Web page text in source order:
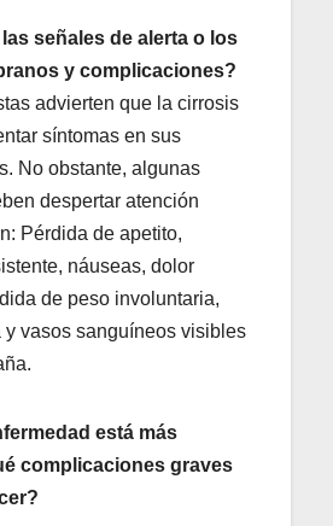
señales de alerta o los
y complicaciones?
advierten que la cirrosis
síntomas en sus
No obstante, algunas
despertar atención
Pérdida de apetito,
náuseas, dolor
de peso involuntaria,
y vasos sanguíneos visibles
está más
complicaciones graves